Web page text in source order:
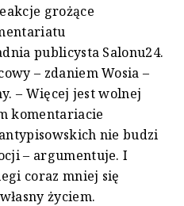
grożące
publicysta Salonu24.
– zdaniem Wosia –
– Więcej jest wolnej
komentariacie
nie budzi
– argumentuje. I
coraz mniej się
życiem.